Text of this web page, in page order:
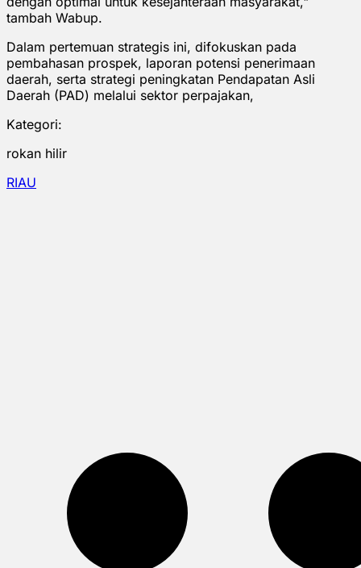
tambah Wabup.
Dalam pertemuan strategis ini, difokuskan pada
pembahasan prospek, laporan potensi penerimaan
daerah, serta strategi peningkatan Pendapatan Asli
Daerah (PAD) melalui sektor perpajakan,
Kategori:
rokan hilir
RIAU